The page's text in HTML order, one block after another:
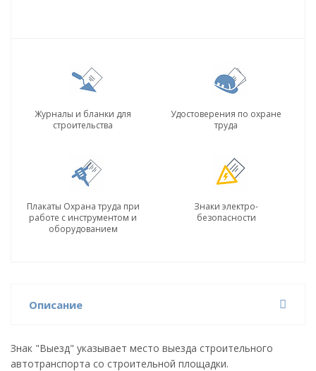
Журналы и бланки для
строительства
Удостоверения по охране
труда
Плакаты Охрана труда при
работе с инструментом и
оборудованием
Знаки электро-
безопасности
Описание
Знак "Выезд" указывает место выезда строительного
автотранспорта со строительной площадки.